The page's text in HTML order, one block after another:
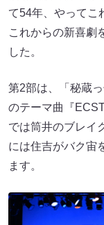
て54年、やってこ
これからの新喜劇
した。
第2部は、「秘蔵
のテーマ曲『
では筒井のブレイ
には住吉がバク宙
ます。